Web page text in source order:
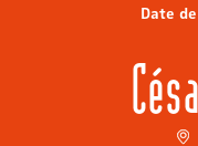
Date